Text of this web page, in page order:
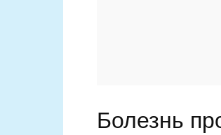
Болезнь